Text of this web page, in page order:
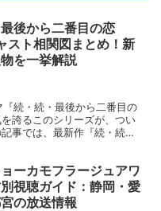
後から二番目の恋
スト相関図まとめ！新
物を一挙解説
続・続・最後から二番目の
誇るこのシリーズが、つい
事では、最新作『続・続・
ョーカモフラージュアワ
視聴ガイド：静岡・愛
の放送情報